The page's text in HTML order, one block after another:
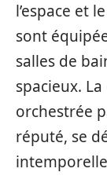
l’espace et
sont
salles de
spacieux.
orchestrée
réputé, se